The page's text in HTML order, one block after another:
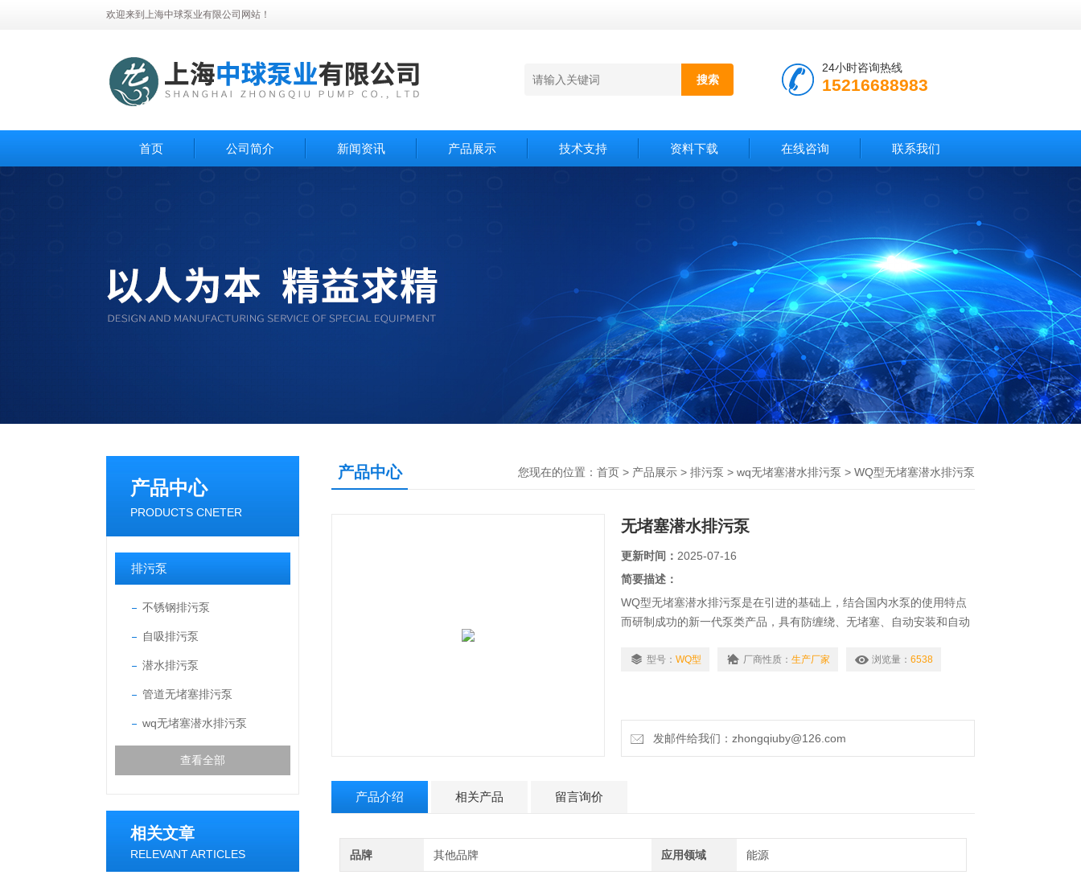
欢迎来到上海中球泵业有限公司网站！
24小时咨询热线
15216688983
首页 公司简介 新闻资讯 产品展示 技术支持 资料下载 在线咨询 联系我们
产品中心
PRODUCTS CNETER
排污泵
不锈钢排污泵
自吸排污泵
潜水排污泵
管道无堵塞排污泵
wq无堵塞潜水排污泵
查看全部
相关文章
RELEVANT ARTICLES
产品中心 您现在的位置： 首页 > 产品展示 > 排污泵 > wq无堵塞潜水排污泵 > WQ型无堵塞潜水排污泵
无堵塞潜水排污泵
更新时间： 2025-07-16
简要描述：
WQ型无堵塞潜水排污泵是在引进的基础上，结合国内水泵的使用特点
而研制成功的新一代泵类产品，具有防缠绕、无堵塞、自动安装和自动
型号： WQ型 厂商性质： 生产厂家 浏览量： 6538
发邮件给我们：zhongqiuby@126.com
产品介绍 相关产品 留言询价
品牌 其他品牌 应用领域 能源